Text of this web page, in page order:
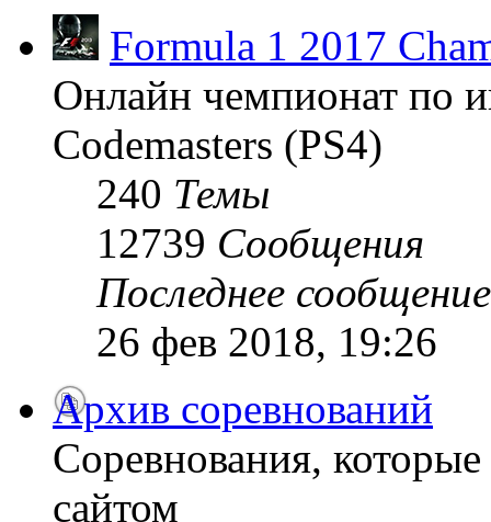
Formula 1 2017
Онлайн чемпионат по
Codemasters (PS4)
240 Темы
12739 Сообщения
Последнее сообщение
26 фев 2018, 19:26
Архив соревнований
Соревнования,
сайтом